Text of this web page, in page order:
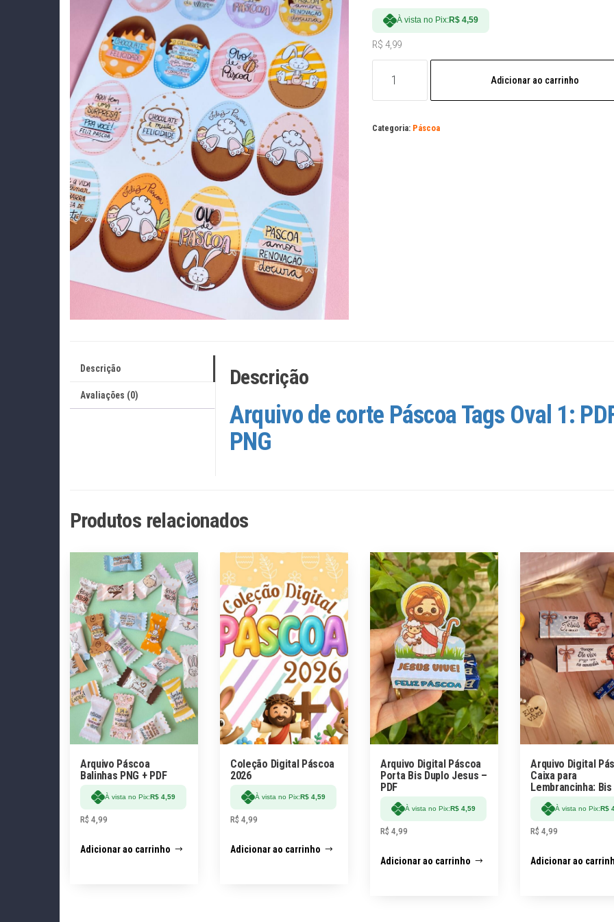
À vista no Pix:R$4,59
R$ 4,99
corte
Tags
Adicionar ao carrinho
Categoria: Páscoa
Descrição
Avaliações (0)
Descrição
Arquivo de corte Páscoa Tags Oval 1:
PNG
Produtos relacionados
Arquivo Páscoa
Balinhas PNG + PDF
À vista no Pix:R$ 4,59
R$ 4,99
Adicionar ao carrinho
Coleção Digital Páscoa
2026
À vista no Pix:R$ 4,59
R$ 4,99
Adicionar ao carrinho
Arquivo Digital Páscoa
Porta Bis Duplo Jesus –
PDF
À vista no Pix:R$ 4,59
R$ 4,99
Adicionar ao carrinho
Arquivo Digital
Caixa para
Lembrancinha: Bis
À vista no Pix:R$
R$ 4,99
Adicionar ao